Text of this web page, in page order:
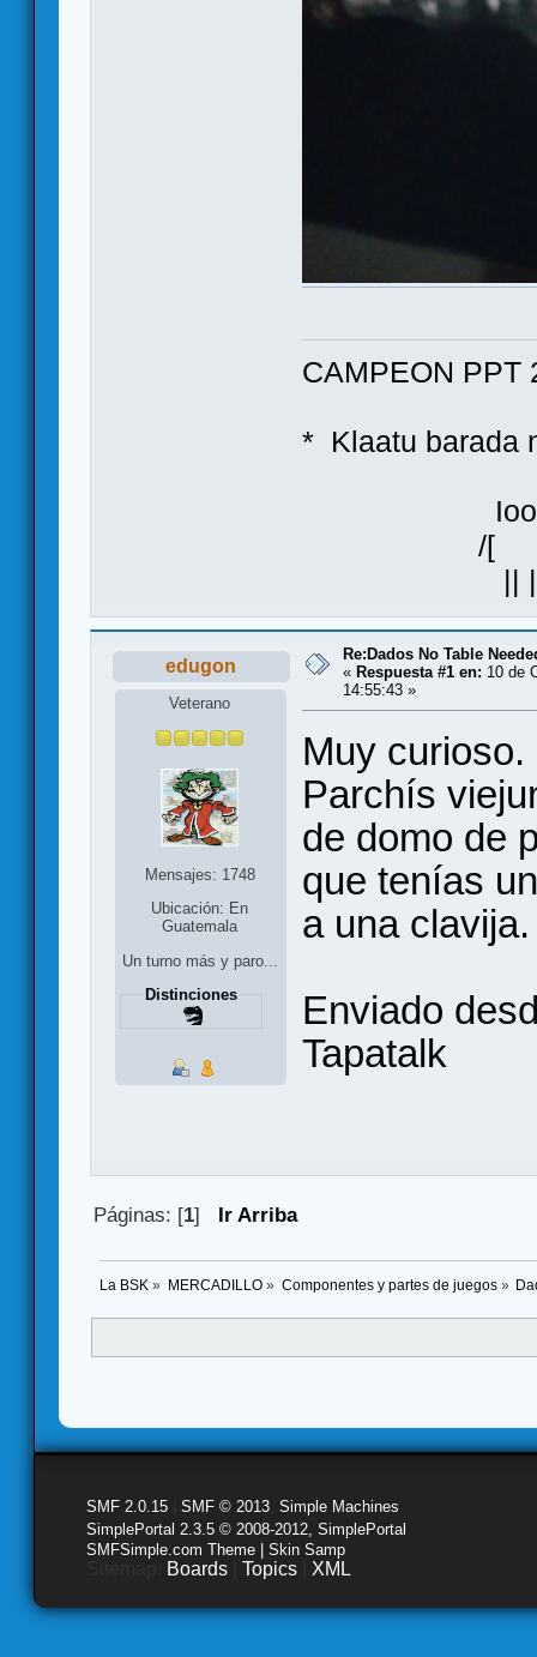
CAMPEON PPT
* Klaatu
/[ ]\
||
edugon
Veterano
Mensajes: 1748
Ubicación: En
Guatemala
Un turno más y paro...
Distinciones
Re:Dados No Table
« Respuesta #1 en: 10 de
14:55:43 »
Muy
Parchís
de domo de
que tenías
a una clavija.
Enviado
Tapatalk
Páginas: [1] Ir Arriba
La BSK » MERCADILLO» Componentes y partes de juegos»
SMF 2.0.15 SMF © 2013 Simple Machines
SimplePortal 2.3.5 © 2008-2012, SimplePortal
SMFSimple.com Theme | Skin Samp
Boards Topics XML